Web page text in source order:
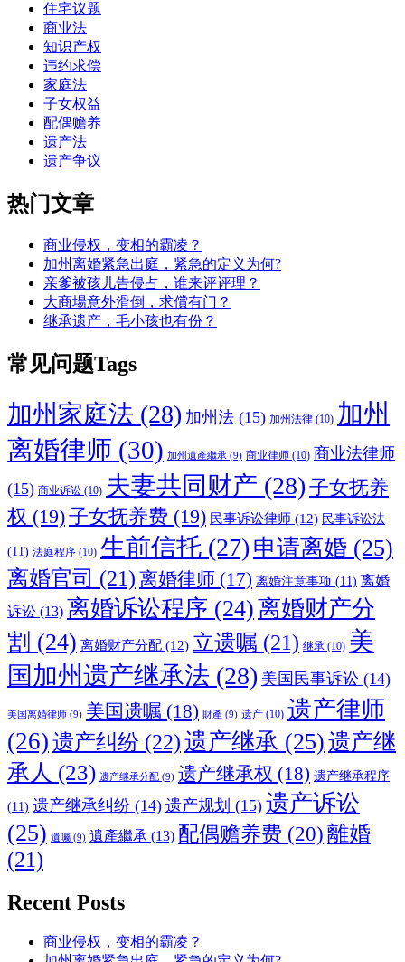
住宅议题
商业法
知识产权
违约求偿
家庭法
子女权益
配偶赡养
遗产法
遗产争议
热门文章
商业侵权，变相的霸凌？
加州离婚紧急出庭，紧急的定义为何?
亲爹被孩儿告侵占，谁来评评理？
大商場意外滑倒，求償有门？
继承遗产，毛小孩也有份？
常见问题Tags
加州家庭法 (28) 加州法 (15) 加州法律 (10) 加州
离婚律师 (30) 加州遺產繼承 (9) 商业律师 (10) 商业法律师
(15) 商业诉讼 (10) 夫妻共同财产 (28) 子女抚养
权 (19)子女抚养费 (19) 民事诉讼律师 (12) 民事诉讼法
(11) 法庭程序 (10) 生前信托 (27) 申请离婚 (25)
离婚官司 (21) 离婚律师 (17) 离婚注意事项 (11) 离婚
诉讼 (13) 离婚诉讼程序 (24)离婚财产分
割 (24) 离婚财产分配 (12) 立遗嘱 (21) 继承 (10) 美
国加州遗产继承法 (28) 美国民事诉讼 (14)
美国离婚律师 (9) 美国遗嘱 (18) 財產 (9) 遗产 (10) 遗产律师
(26)遗产纠纷 (22)遗产继承 (25)遗产继
承人 (23) 遗产继承分配 (9) 遗产继承权 (18) 遗产继承程序
(11) 遗产继承纠纷 (14) 遗产规划 (15) 遗产诉讼
(25) 遺囑 (9) 遺產繼承 (13) 配偶赡养费 (20) 離婚
(21)
Recent Posts
商业侵权，变相的霸凌？